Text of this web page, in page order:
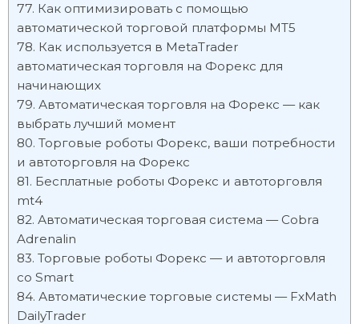
Как оптимизировать с помощью
автоматической торговой платформы MT5
Как используется в MetaTrader
автоматическая торговля на Форекс для
начинающих
Автоматическая торговля на Форекс — как
выбрать лучший момент
Торговые роботы Форекс, ваши потребности
и автоторговля на Форекс
Бесплатные роботы Форекс и автоторговля
mt4
Автоматическая торговая система — Cobra
Adrenalin
Торговые роботы Форекс — и автоторговля
со Smart
Автоматические торговые системы — FxMath
DailyTrader